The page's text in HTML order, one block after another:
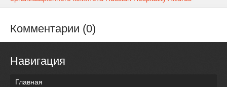
Комментарии (0)
Навигация
Главная